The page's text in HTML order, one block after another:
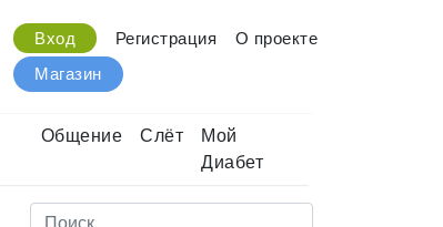
Вход Регистрация
О проекте
Магазин
Общение Слёт
Мой
Диабет